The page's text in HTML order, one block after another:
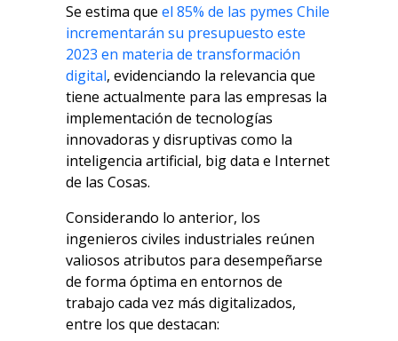
Se estima que el 85% de las pymes Chile
incrementarán su presupuesto este
2023 en materia de transformación
digital, evidenciando la relevancia que
tiene actualmente para las empresas la
implementación de tecnologías
innovadoras y disruptivas como la
inteligencia artificial, big data e Internet
de las Cosas.
Considerando lo anterior, los
ingenieros civiles industriales reúnen
valiosos atributos para desempeñarse
de forma óptima en entornos de
trabajo cada vez más digitalizados,
entre los que destacan: